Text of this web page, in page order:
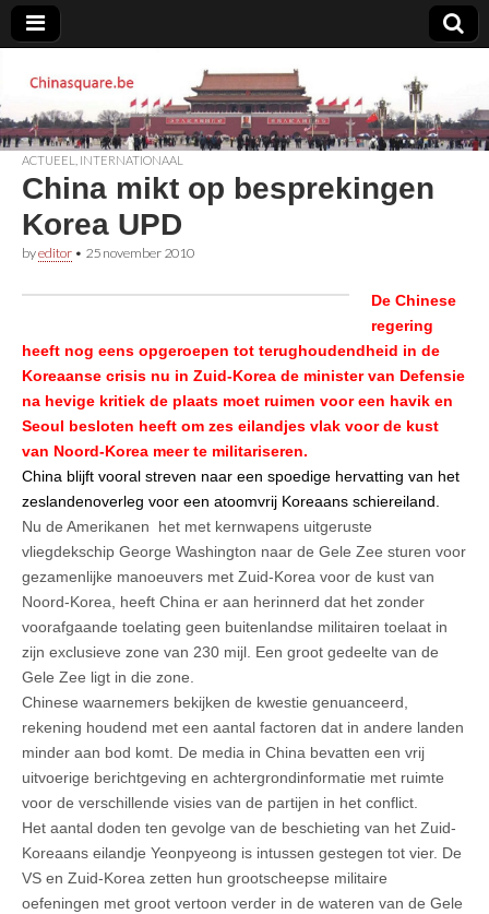
Chinasquare.be
ACTUEEL INTERNATIONAAL
China mikt op besprekingen
Korea UPD
byeditor • 25 november 2010
De Chinese
regering
heeft nog eens opgeroepen tot terughoudendheid in de
Koreaanse crisis nu in Zuid-Korea de minister van Defensie
na hevige kritiek de plaats moet ruimen voor een havik en
Seoul besloten heeft om zes eilandjes vlak voor de kust
van Noord-Korea meer te militariseren.
China blijft vooral streven naar een spoedige hervatting van het
zeslandenoverleg voor een atoomvrij Koreaans schiereiland.
Nu de Amerikanen het met kernwapens uitgeruste
vliegdekschip George Washington naar de Gele Zee sturen voor
gezamenlijke manoeuvers met Zuid-Korea voor de kust van
Noord-Korea, heeft China er aan herinnerd dat het zonder
voorafgaande toelating geen buitenlandse militairen toelaat in
zijn exclusieve zone van 230 mijl. Een groot gedeelte van de
Gele Zee ligt in die zone.
Chinese waarnemers bekijken de kwestie genuanceerd,
rekening houdend met een aantal factoren dat in andere landen
minder aan bod komt. De media in China bevatten een vrij
uitvoerige berichtgeving en achtergrondinformatie met ruimte
voor de verschillende visies van de partijen in het conflict.
Het aantal doden ten gevolge van de beschieting van het Zuid-
Koreaans eilandje Yeonpyeong is intussen gestegen tot vier. De
VS en Zuid-Korea zetten hun grootscheepse militaire
oefeningen met groot vertoon verder in de wateren van de Gele